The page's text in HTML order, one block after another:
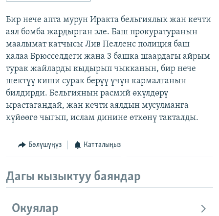
ДАНИСТЕ
АЗАТТЫК+
ЫҢГАЙСЫЗ СУРООЛОР
ОНЛАЙН ШЕРИНЕ
ЭЕ/АРнун бардык сайттары
Бир нече апта мурун Иракта бельгиялык жан кечти
аял бомба жардырган эле. Баш прокуратуранын
маалымат катчысы Лив Пелленс полиция баш
калаа Брюсселдеги жана 3 башка шаардагы айрым
турак жайларды кыдырып чыкканын, бир нече
шектүү киши сурак берүү үчүн кармалганын
билдирди. Бельгиянын расмий өкүлдөрү
ырастагандай, жан кечти аялдын мусулманга
күйөөгө чыгып, ислам динине өткөнү такталды.
Бөлүшүңүз Катталыңыз
Дагы кызыктуу баяндар
Окуялар